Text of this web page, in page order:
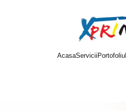
AcasaServicii Portofoliu